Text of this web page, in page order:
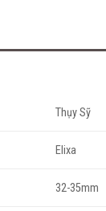
Thụy Sỹ
Elixa
32-35mm